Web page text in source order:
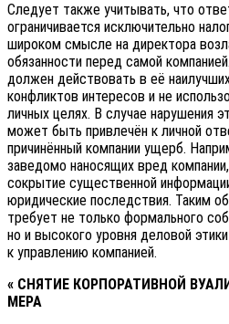
Следует также учитывать, что
ограничивается исключительно
широком смысле на директора
обязанности перед самой
должен действовать в её
конфликтов интересов и не
личных целях. В случае нарушения
может быть привлечён к личной
причинённый компании ущерб.
заведомо наносящих вред
сокрытие существенной
юридические последствия. Таким
требует не только формального
но и высокого уровня деловой
к управлению компанией.
« СНЯТИЕ КОРПОРАТИВНОЙ
МЕРА